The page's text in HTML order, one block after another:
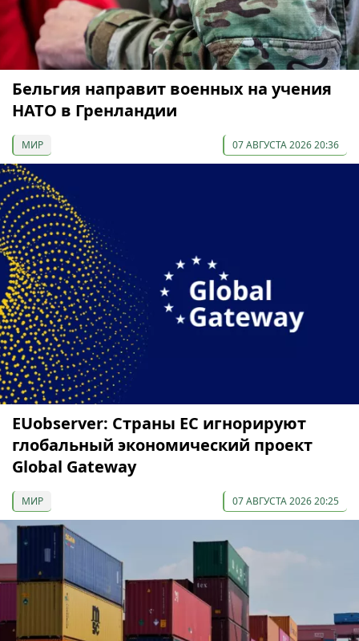
Бельгия направит военных на учения
НАТО в Гренландии
МИР 07 АВГУСТА 2026 20:36
EUobserver: Страны ЕС игнорируют
глобальный экономический проект
Global Gateway
МИР 07 АВГУСТА 2026 20:25